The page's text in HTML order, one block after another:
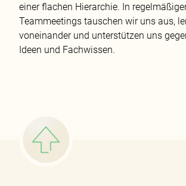
einer flachen Hierarchie. In
Teammeetings tauschen wir uns aus,
voneinander und unterstützen uns
Ideen und Fachwissen.